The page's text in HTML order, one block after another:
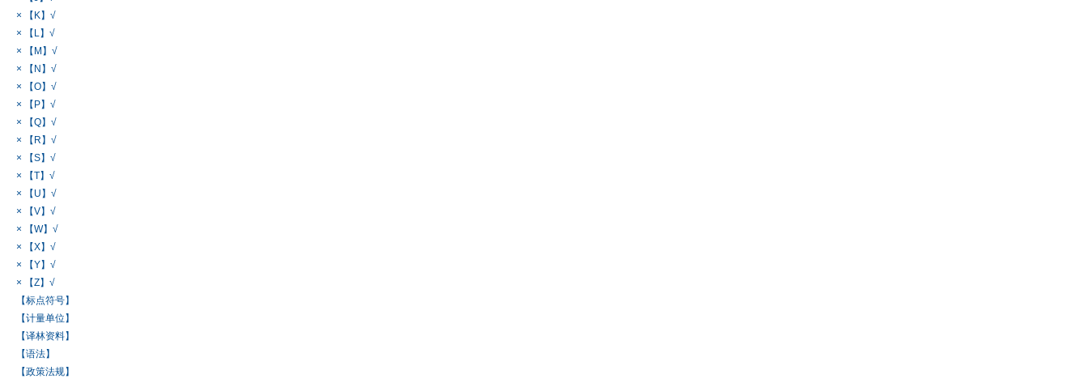
× 【K】√
× 【L】√
× 【M】√
× 【N】√
× 【O】√
× 【P】√
× 【Q】√
× 【R】√
× 【S】√
× 【T】√
× 【U】√
× 【V】√
× 【W】√
× 【X】√
× 【Y】√
× 【Z】√
【标点符号】
【计量单位】
【译林资料】
【语法】
【政策法规】